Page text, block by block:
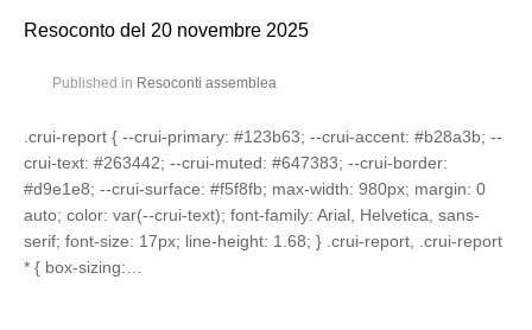
Resoconto del 20 novembre 2025
Published in Resoconti assemblea
.crui-report { --crui-primary: #123b63; --crui-accent: #b28a3b; --
crui-text: #263442; --crui-muted: #647383; --crui-border:
#d9e1e8; --crui-surface: #f5f8fb; max-width: 980px; margin: 0
auto; color: var(--crui-text); font-family: Arial, Helvetica, sans-
serif; font-size: 17px; line-height: 1.68; } .crui-report, .crui-report
* { box-sizing:…